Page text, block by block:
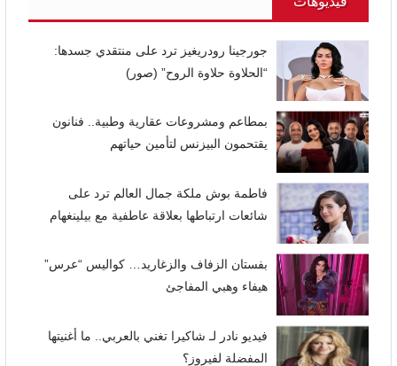
جورجينا رودريغيز ترد على منتقدي جسدها:
“الحلاوة حلاوة الروح” (صور)
بمطاعم ومشروعات عقارية وطبية.. فنانون
يقتحمون البيزنس لتأمين حياتهم
فاطمة بوش ملكة جمال العالم ترد على
شائعات ارتباطها بعلاقة عاطفية مع بيلينغهام
بفستان الزفاف والزغاريد… كواليس “عرس”
هيفاء وهبي المفاجئ
فيديو نادر لـ شاكيرا تغني بالعربي.. ما أغنيتها
المفضلة لفيروز؟